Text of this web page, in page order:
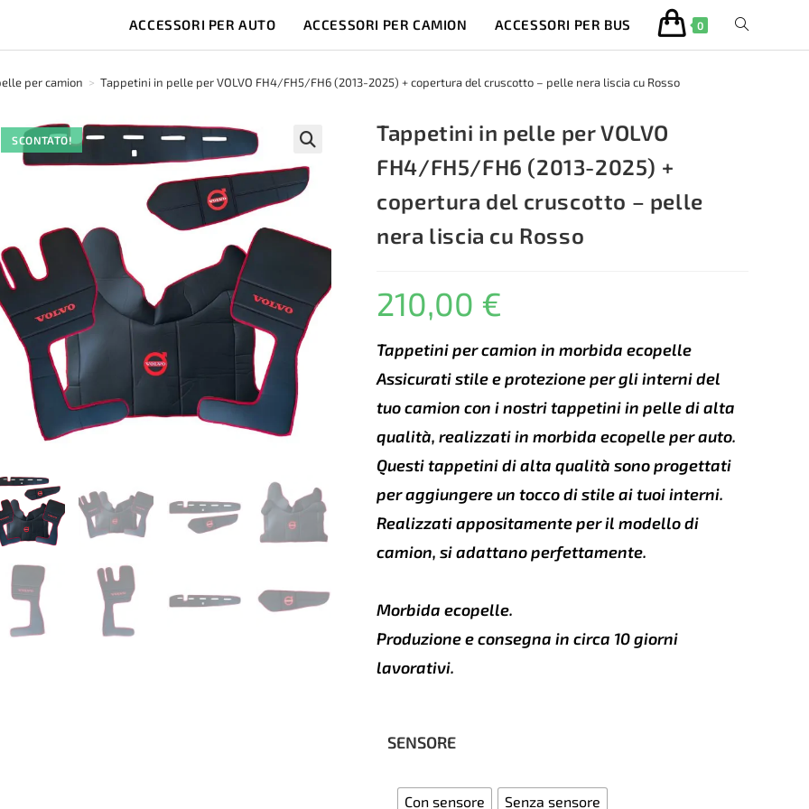
ACCESSORI PER AUTO ACCESSORI PER CAMION ACCESSORI PER BUS 0 ATTIVA/
per camion > Tappetini in pelle per VOLVO FH4/FH5/FH6 (2013-2025) + copertura del cruscotto – pelle nera liscia cu Rosso
SCONTATO!
🔍
Tappetini in pelle per VOLVO
FH4/FH5/FH6 (2013-2025) +
copertura del cruscotto – pelle
nera liscia cu Rosso
210,00 €
Tappetini per camion in morbida ecopelle
Assicurati stile e protezione per gli interni del
tuo camion con i nostri tappetini in pelle di alta
qualità, realizzati in morbida ecopelle per auto.
Questi tappetini di alta qualità sono progettati
per aggiungere un tocco di stile ai tuoi interni.
Realizzati appositamente per il modello di
camion, si adattano perfettamente.
Morbida ecopelle.
Produzione e consegna in circa 10 giorni
lavorativi.
SENSORE
Con sensore Senza sensore